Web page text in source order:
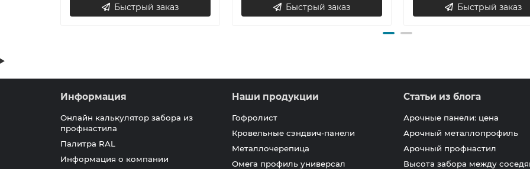
Быстрый заказ Быстрый заказ Быстрый заказ
Информация
Онлайн калькулятор забора из
профнастила
Палитра RAL
Информация о компании
Наши продукции
Гофролист
Кровельные сэндвич-панели
Металлочерепица
Омега профиль универсал
Статьи из блога
Арочные панели: цена
Арочный металлопрофиль
Арочный профнастил
Высота забора между